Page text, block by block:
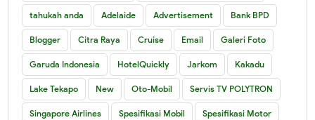
tahukah anda Adelaide Advertisement Bank BPD
Blogger Citra Raya Cruise Email Galeri Foto
Garuda Indonesia HotelQuickly Jarkom Kakadu
Lake Tekapo New Oto-Mobil Servis TV POLYTRON
Singapore Airlines Spesifikasi Mobil Spesifikasi Motor